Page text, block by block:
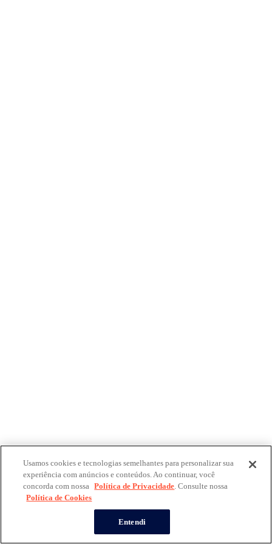
Usamos cookies e tecnologias semelhantes para personalizar sua
experiência com anúncios e conteúdos. Ao continuar, você
concorda com nossa Política de Privacidade. Consulte nossa
Política de Cookies
Entendi